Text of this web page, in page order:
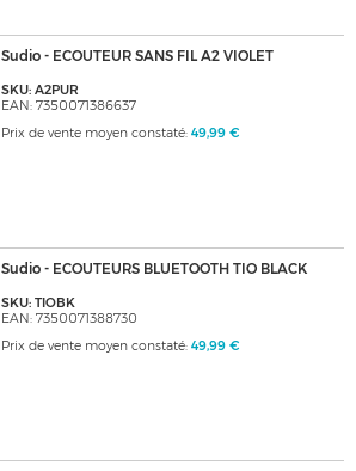
Sudio - ECOUTEUR SANS FIL A2 VIOLET
SKU: A2PUR
EAN: 7350071386637
Prix de vente moyen constaté: 49,99 €
Sudio - ECOUTEURS BLUETOOTH TIO BLACK
SKU: TIOBK
EAN: 7350071388730
Prix de vente moyen constaté: 49,99 €